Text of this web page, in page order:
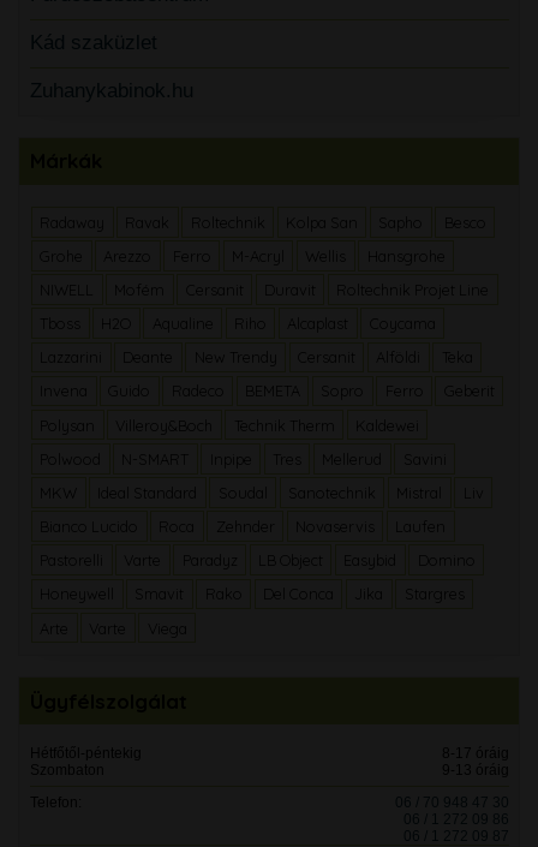
Kád szaküzlet
Zuhanykabinok.hu
Roltechnik Kolpa San
Besco
Grohe
Arezzo Ferro M-Acryl Wellis
Hansgrohe
Mofém Cersanit Duravit
Roltechnik Projet Line
Tboss
H2O Aqualine Alcaplast
Deante New Trendy Cersanit Alföldi
Teka
Invena
Radeco BEMETA Ferro
Geberit
Villeroy&Boch Technik Therm
Kaldewei
N-SMART Inpipe Tres Mellerud
MKW
Ideal Standard Sanotechnik Mistral
Bianco Lucido
Zehnder Novaservis
Laufen
Pastorelli
Varte LB Object
Honeywell
Smavit Del Conca
Stargres
Arte
Varte Viega
Hétfőtől-péntekig
8-17 óráig
Szombaton
9-13 óráig
Telefon:
06 / 70 948 47 30
06 / 1 272 09 86
06 / 1 272 09 87